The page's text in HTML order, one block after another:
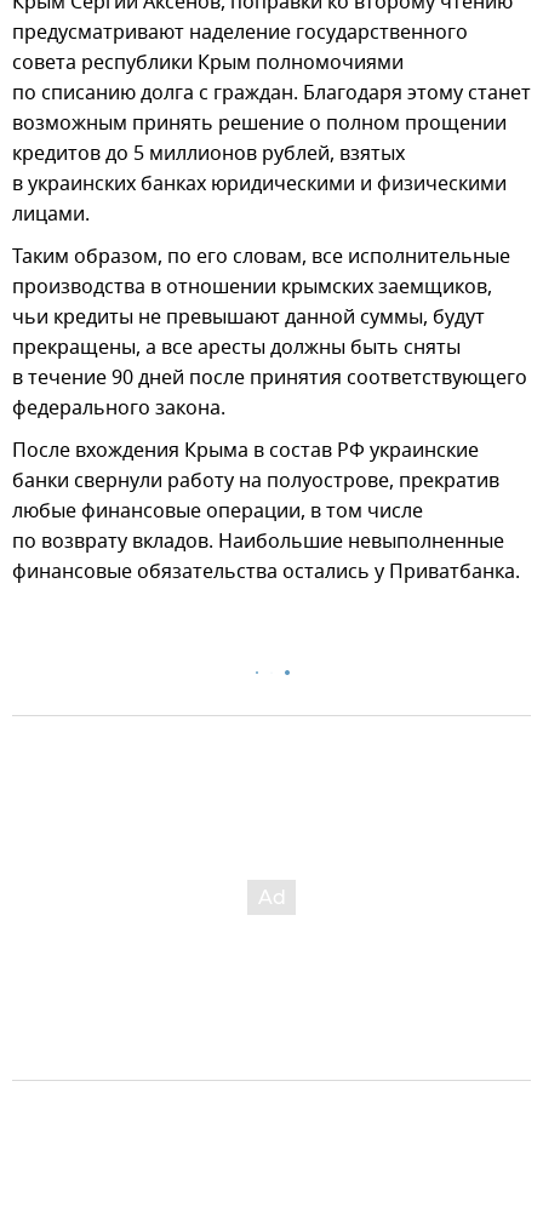
предусматривают наделение государственного
совета республики Крым полномочиями
по списанию долга с граждан. Благодаря этому станет
возможным принять решение о полном прощении
кредитов до 5 миллионов рублей, взятых
в украинских банках юридическими и физическими
лицами.
Таким образом, по его словам, все исполнительные
производства в отношении крымских заемщиков,
чьи кредиты не превышают данной суммы, будут
прекращены, а все аресты должны быть сняты
в течение 90 дней после принятия соответствующего
федерального закона.
После вхождения Крыма в состав РФ украинские
банки свернули работу на полуострове, прекратив
любые финансовые операции, в том числе
по возврату вкладов. Наибольшие невыполненные
финансовые обязательства остались у Приватбанка.